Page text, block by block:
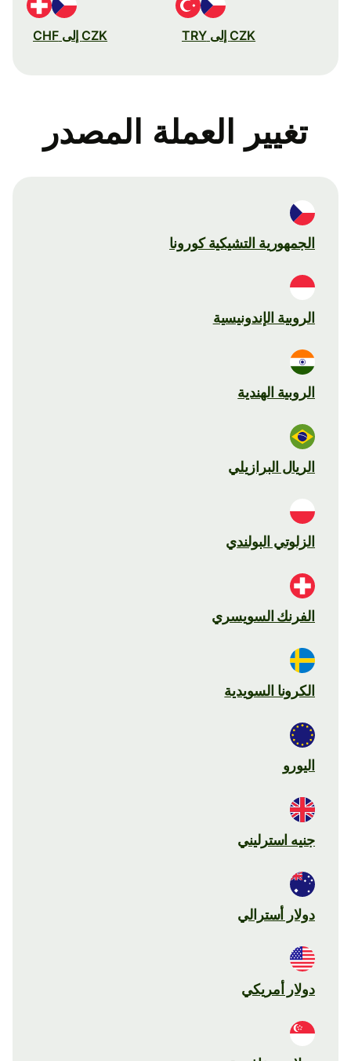
CZK إلى TRY CZK إلى CHF
تغيير العملة المصدر
الجمهورية التشيكية كورونا
الروبية الإندونيسية
الروبية الهندية
الريال البرازيلي
الزلوتي البولندي
الفرنك السويسري
الكرونا السويدية
اليورو
جنيه استرليني
دولار أسترالي
دولار أمريكي